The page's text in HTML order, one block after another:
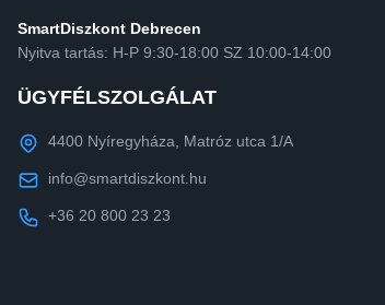
SmartDiszkont Debrecen
Nyitva tartás: H-P 9:30-18:00 SZ 10:00-14:00
ÜGYFÉLSZOLGÁLAT
4400 Nyíregyháza, Matróz utca 1/A
info@smartdiszkont.hu
+36 20 800 23 23